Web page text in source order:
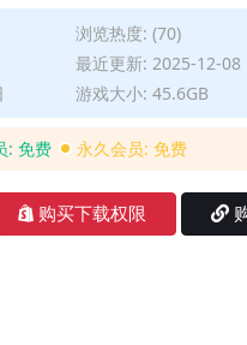
浏览热度: (70)
最近更新: 2025-12-08
游戏大小: 45.6GB
: 免费 永久会员: 免费
购买下载权限